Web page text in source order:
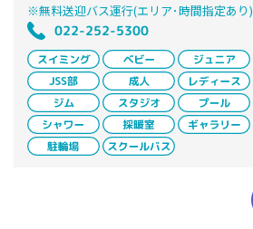
※無料送迎バス運行(エリア･時間指定あり)
022-252-5300